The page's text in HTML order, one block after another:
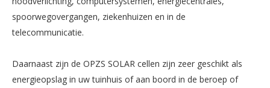
spoorwegovergangen, ziekenhuizen en in de
telecommunicatie.
Daarnaast zijn de OPZS SOLAR cellen zijn zeer geschikt als
energieopslag in uw tuinhuis of aan boord in de beroep of